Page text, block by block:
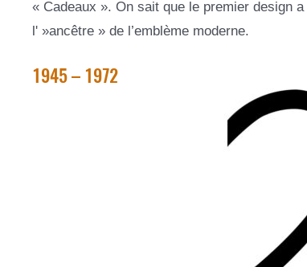
« Cadeaux ». On sait que le premier design
l' »ancêtre » de l’emblème moderne.
1945 – 1972